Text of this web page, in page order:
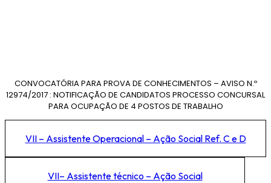
CONVOCATÓRIA PARA PROVA DE CONHECIMENTOS – AVISO N.º
12974/2017 : NOTIFICAÇÃO DE CANDIDATOS PROCESSO CONCURSAL
PARA OCUPAÇÃO DE 4 POSTOS DE TRABALHO
VII – Assistente Operacional – Ação Social Ref. C e D
VII– Assistente técnico – Ação Social